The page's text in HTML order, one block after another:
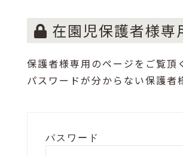
在園児保護者様専
保護者様専用のページをご覧頂
パスワードが分からない保護者
パスワード